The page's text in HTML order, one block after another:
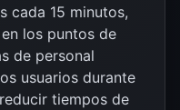
cada 15 minutos,
los puntos de
de personal
usuarios durante
tiempos de